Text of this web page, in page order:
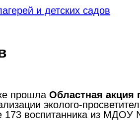
и детских садов
прошла Областная акция
эколого-
173 воспитанника из